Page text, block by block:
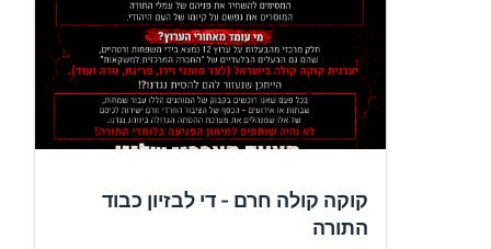
קוקה קולה חרם - די לבזיון כבוד
התורה